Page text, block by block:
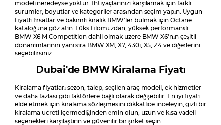
modeli neredeyse yoktur. İhtiyaçlarınızı karşılamak için farklı
sürümler, boyutlar ve kategoriler arasından seçim yapın. Uygun
fiyatlı fırsatlar ve bakımlı kiralık BMW'ler bulmak için Octane
kataloğuna göz atın. Lüks filomuzdan, yüksek performanslı
BMW X6 M Competition dahil olmak üzere BMW X6'nın çeşitli
donanımlarının yanı sıra BMW XM, X7, 430i, X5, Z4 ve diğerlerini
seçebilirsiniz.
Dubai'de BMW Kiralama Fiyatı
Kiralama fiyatları sezon, talep, seçilen araç modeli, ek hizmetler
ve daha fazlası gibi faktörlere bağlı olarak değişebilir. En iyi fiyatı
elde etmek için kiralama sözleşmesini dikkatlice inceleyin, gizli bir
kiralama ücreti içermediğinden emin olun, uzun ve kısa vadeli
seçenekleri karşılaştırın ve güvenilir bir şirket seçin.